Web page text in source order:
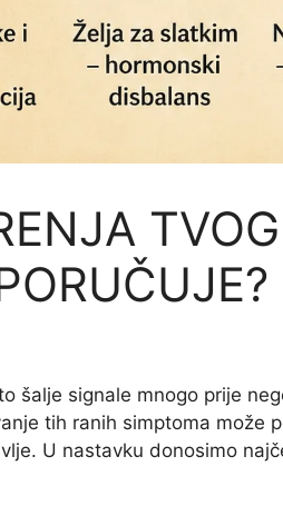
šalje signale mnogo prije
tih ranih simptoma može
U nastavku donosimo